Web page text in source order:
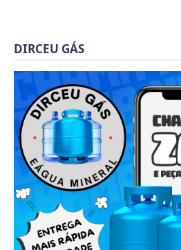
DIRCEU GÁS